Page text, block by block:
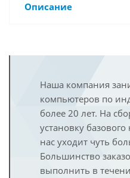
Описание
Наша компания
компьютеров по
более 20 лет. На
установку
нас уходит чуть
Большинство
выполнить в